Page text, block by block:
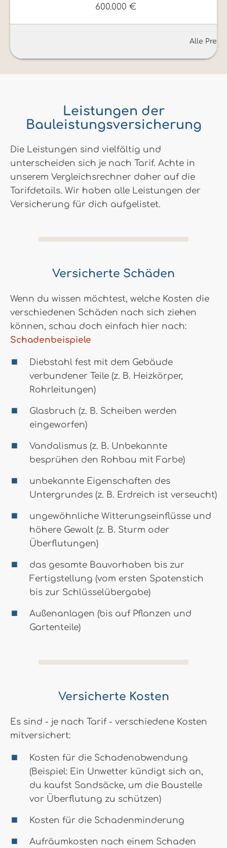
600.000 €
Alle
Leistungen der
Bauleistungsversicherung
Die Leistungen sind vielfältig und
unterscheiden sich je nach Tarif. Achte in
unserem Vergleichsrechner daher auf die
Tarifdetails. Wir haben alle Leistungen der
Versicherung für dich aufgelistet.
Versicherte Schäden
Wenn du wissen möchtest, welche Kosten die
verschiedenen Schäden nach sich ziehen
können, schau doch einfach hier nach:
Schadenbeispiele
Diebstahl fest mit dem Gebäude
verbundener Teile (z. B. Heizkörper,
Rohrleitungen)
Glasbruch (z. B. Scheiben werden
eingeworfen)
Vandalismus (z. B. Unbekannte
besprühen den Rohbau mit Farbe)
unbekannte Eigenschaften des
Untergrundes (z. B. Erdreich ist verseucht)
ungewöhnliche Witterungseinflüsse und
höhere Gewalt (z. B. Sturm oder
Überflutungen)
das gesamte Bauvorhaben bis zur
Fertigstellung (vom ersten Spatenstich
bis zur Schlüsselübergabe)
Außenanlagen (bis auf Pflanzen und
Gartenteile)
Versicherte Kosten
Es sind - je nach Tarif - verschiedene Kosten
mitversichert:
Kosten für die Schadenabwendung
(Beispiel: Ein Unwetter kündigt sich an,
du kaufst Sandsäcke, um die Baustelle
vor Überflutung zu schützen)
Kosten für die Schadenminderung
Aufräumkosten nach einem Schaden